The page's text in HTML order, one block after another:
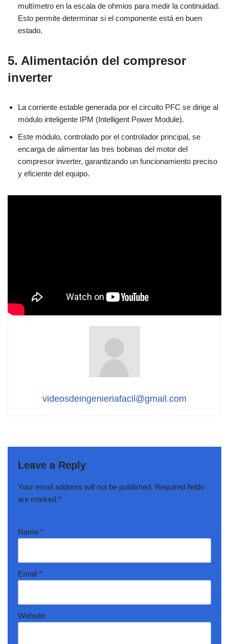
multímetro en la escala de ohmios para medir la continuidad.
Esto permite determinar si el componente está en buen
estado.
5. Alimentación del compresor
inverter
La corriente estable generada por el circuito PFC se dirige al
módulo inteligente IPM (Intelligent Power Module).
Este módulo, controlado por el controlador principal, se
encarga de alimentar las tres bobinas del motor del
compresor inverter, garantizando un funcionamiento preciso
y eficiente del equipo.
videosdeingenieriafacil@gmail.com
Leave a Reply
Your email address will not be published. Required fields
are marked *
Name *
Email *
Website